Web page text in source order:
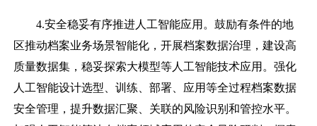
4.安全稳妥有序推进人工智能应用。鼓励有条件的地
区推动档案业务场景智能化，开展档案数据治理，建设高
质量数据集，稳妥探索大模型等人工智能技术应用。强化
人工智能设计选型、训练、部署、应用等全过程档案数据
安全管理，提升数据汇聚、关联的风险识别和管控水平。